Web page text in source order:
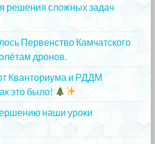
решения сложных задач
Первенство Камчатского
дронов.
Кванториума и РДДМ
это было!
наши уроки